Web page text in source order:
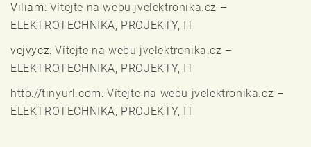
Viliam: Vítejte na webu jvelektronika.cz –
ELEKTROTECHNIKA, PROJEKTY, IT
vejvycz:Vítejte na webu jvelektronika.cz –
ELEKTROTECHNIKA, PROJEKTY, IT
http://tinyurl.com:Vítejte na webu jvelektronika.cz –
ELEKTROTECHNIKA, PROJEKTY, IT